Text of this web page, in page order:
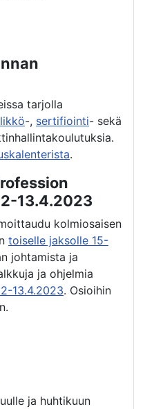
tarjolla
-, sertifiointi- sekä
.
13.4.2023
kolmiosaisen
toiselle jaksolle 15-
johtamista ja
ja ohjelmia
13.4.2023. Osioihin
ja huhtikuun